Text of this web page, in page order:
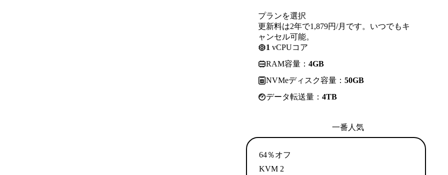
プランを選択
更新料は2年で1,879円/月です。いつでもキ
ャンセル可能。
1 vCPUコア
RAM容量： 4GB
NVMeディスク容量： 50GB
データ転送量： 4TB
一番人気
64％オフ
KVM 2